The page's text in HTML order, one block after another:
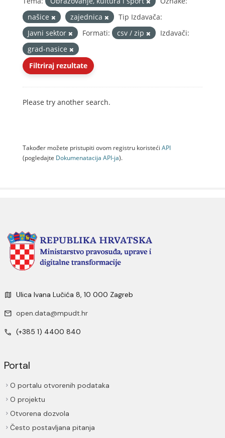
našice
zajednica
Tip Izdavača:
Javni sektor
Formati: csv / zip
Izdavači:
grad-nasice
Filtriraj rezultate
Please try another search.
Također možete pristupiti ovom registru koristeći API
(pogledajte Dokumenаtаcijа API-jа).